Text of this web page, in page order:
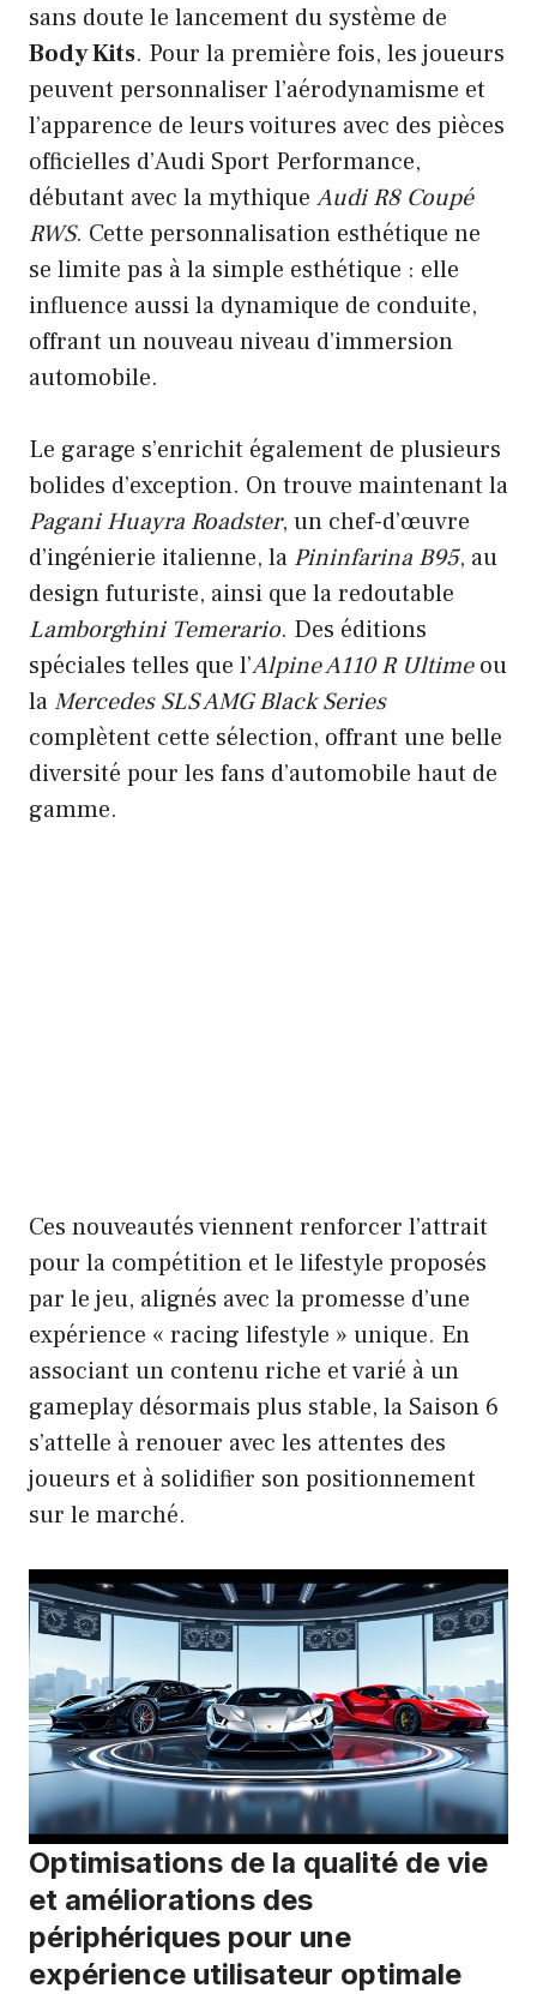
sans doute le lancement du système de
Body Kits. Pour la première fois, les joueurs
peuvent personnaliser l’aérodynamisme et
l’apparence de leurs voitures avec des pièces
officielles d’Audi Sport Performance,
débutant avec la mythique Audi R8 Coupé
RWS. Cette personnalisation esthétique ne
se limite pas à la simple esthétique : elle
influence aussi la dynamique de conduite,
offrant un nouveau niveau d’immersion
automobile.
Le garage s’enrichit également de plusieurs
bolides d’exception. On trouve maintenant la
Pagani Huayra Roadster, un chef-d’œuvre
d’ingénierie italienne, la Pininfarina B95, au
design futuriste, ainsi que la redoutable
Lamborghini Temerario. Des éditions
spéciales telles que l’Alpine A110 R Ultimeou
la Mercedes SLS AMG Black Series
complètent cette sélection, offrant une belle
diversité pour les fans d’automobile haut de
gamme.
Ces nouveautés viennent renforcer l’attrait
pour la compétition et le lifestyle proposés
par le jeu, alignés avec la promesse d’une
expérience « racing lifestyle » unique. En
associant un contenu riche et varié à un
gameplay désormais plus stable, la Saison 6
s’attelle à renouer avec les attentes des
joueurs et à solidifier son positionnement
sur le marché.
Optimisations de la qualité de vie
et améliorations des
périphériques pour une
expérience utilisateur optimale